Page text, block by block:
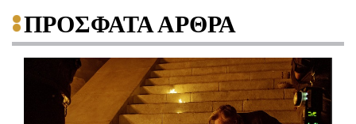
ΠΡΟΣΦΑΤΑ ΑΡΘΡΑ